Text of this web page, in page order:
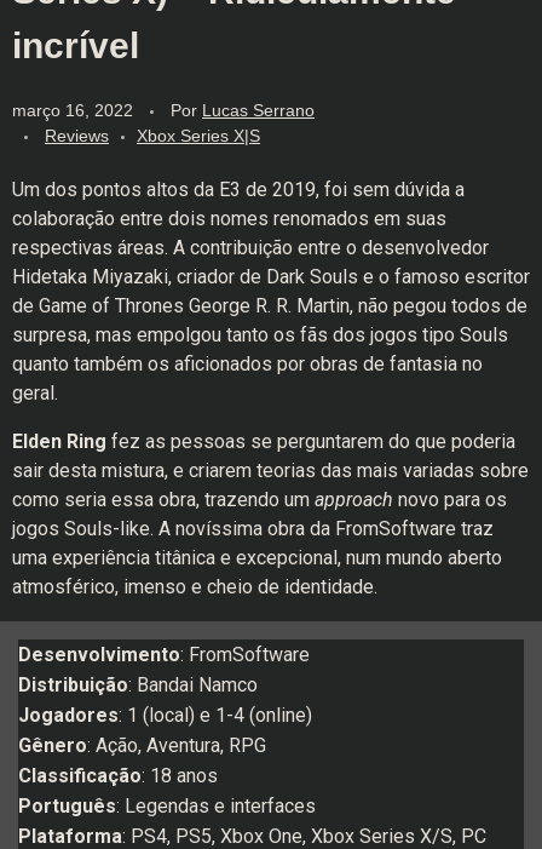
incrível
março 16, 2022 Por Lucas Serrano
Reviews
Xbox Series X|S
Um dos pontos altos da E3 de 2019, foi sem dúvida a
colaboração entre dois nomes renomados em suas
respectivas áreas. A contribuição entre o desenvolvedor
Hidetaka Miyazaki, criador de Dark Souls e o famoso escritor
de Game of Thrones George R. R. Martin, não pegou todos de
surpresa, mas empolgou tanto os fãs dos jogos tipo Souls
quanto também os aficionados por obras de fantasia no
geral.
Elden Ring fez as pessoas se perguntarem do que poderia
sair desta mistura, e criarem teorias das mais variadas sobre
como seria essa obra, trazendo um approach novo para os
jogos Souls-like. A novíssima obra da FromSoftware traz
uma experiência titânica e excepcional, num mundo aberto
atmosférico, imenso e cheio de identidade.
Desenvolvimento: FromSoftware
Distribuição: Bandai Namco
Jogadores: 1 (local) e 1-4 (online)
Gênero: Ação, Aventura, RPG
Classificação: 18 anos
Português: Legendas e interfaces
Plataforma: PS4, PS5, Xbox One, Xbox Series X/S, PC